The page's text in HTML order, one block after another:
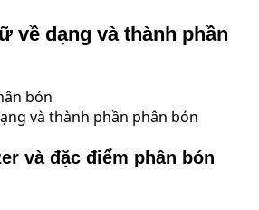
về dạng và thành phần
và thành phần phân bón
và đặc điểm phân bón